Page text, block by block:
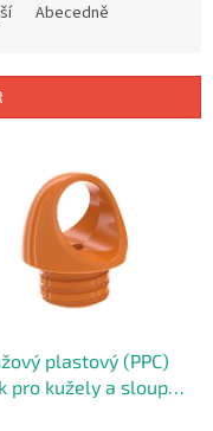
Abecedně
plastový (PPC)
pro kužely a sloupky